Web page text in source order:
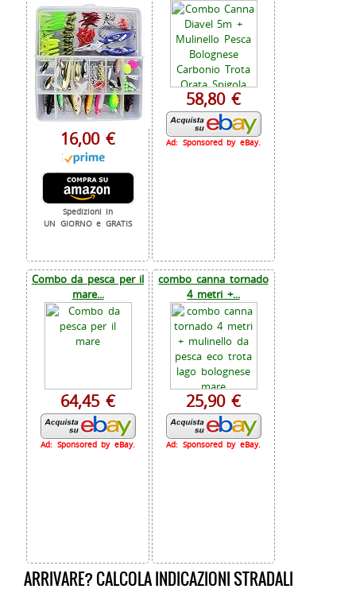
16,00 €
Spedizioni in
UN GIORNO e GRATIS
58,80 €
Ad: Sponsored by eBay.
Combo da pesca per il
mare...
64,45 €
Ad: Sponsored by eBay.
combo canna tornado
4 metri +...
25,90 €
Ad: Sponsored by eBay.
ARRIVARE? CALCOLA INDICAZIONI STRADALI